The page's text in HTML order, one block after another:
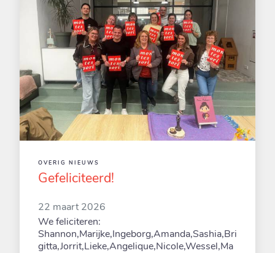
Gefeliciteerd!
OVERIG NIEUWS
22 maart 2026
We feliciteren:
Shannon,Marijke,Ingeborg,Amanda,Sashia,Bri
gitta,Jorrit,Lieke,Angelique,Nicole,Wessel,Ma